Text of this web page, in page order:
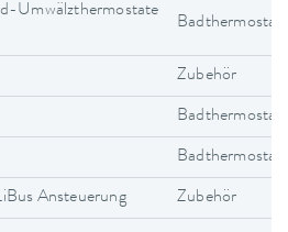
Umwälzthermostate
Zubehör
Ansteuerung Zubehör